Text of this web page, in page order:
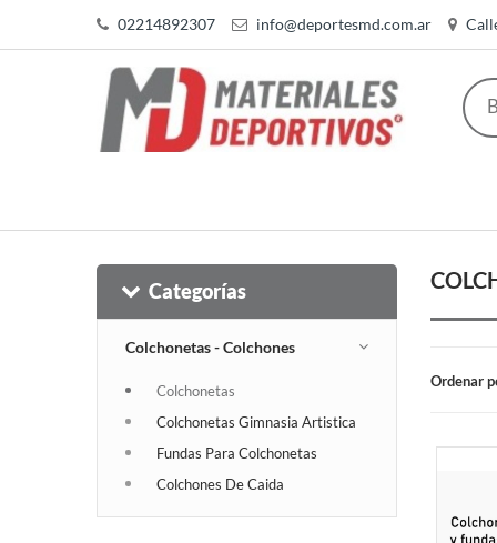
02214892307 info@deportesmd.com.ar
Categorías
Colchonetas - Colchones
Colchonetas
Colchonetas Gimnasia Artistica
Fundas Para Colchonetas
Colchones De Caida
Ordenar